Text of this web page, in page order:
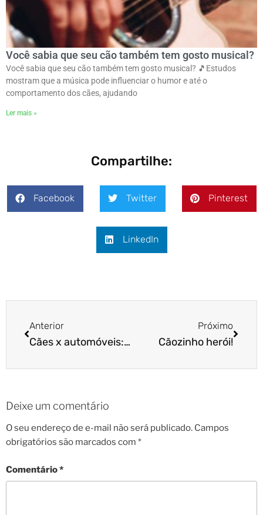
Você sabia que seu cão também tem gosto musical?
Você sabia que seu cão também tem gosto musical? 🎵ㅤEstudos
mostram que a música pode influenciar o humor e até o
comportamento dos cães, ajudando
Ler mais »
Compartilhe:
Facebook Twitter Pinterest
LinkedIn
Anterior
Cães x automóveis: como transportar o pet com segurança?
Próximo
Cãozinho herói!
Deixe um comentário
O seu endereço de e-mail não será publicado. Campos
obrigatórios são marcados com *
Comentário*